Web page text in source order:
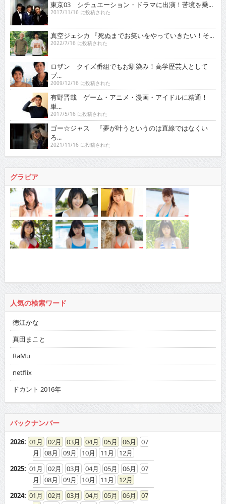
ロザン クイズ番組でもお馴染み！高学歴芸人として
2009/12/16 に投稿された
有野晋哉 ゲーム・アニメ・漫画・アイドルに精通！
2017/5/16 に投稿された
ゴー☆ジャス 『夢が叶うというのは直線ではなくい
ろ...
2021/11/16 に投稿された
グラビア
真田まこと
RaMu
netflix
ドカント 2016年
バックナンバー
2026:01 02
08
09 10 11
12
2025
: 01 02
2024: 01 02 03 04 05 06
07
08
09 10 11
12
2023: 01 02 03 04 05 06
07
08
09 10 11
12
2022: 01 02 03 04 05 06
07